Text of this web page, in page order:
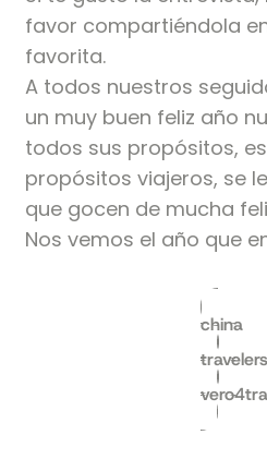
favor compartiéndola
favorita.
A todos nuestros
un muy buen feliz año
todos sus propósitos,
propósitos viajeros, se
que gocen de mucha
Nos vemos el año que
china
travelers